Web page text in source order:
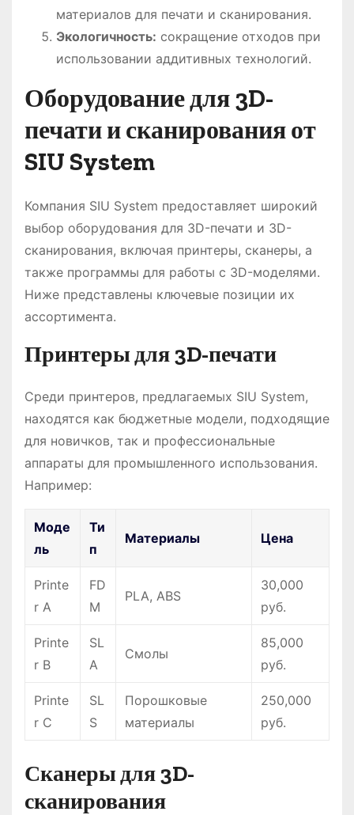
материалов для печати и сканирования.
Экологичность: сокращение отходов при
использовании аддитивных технологий.
Оборудование для 3D-
печати и сканирования от
SIU System
Компания SIU System предоставляет широкий
выбор оборудования для 3D-печати и 3D-
сканирования, включая принтеры, сканеры, а
также программы для работы с 3D-моделями.
Ниже представлены ключевые позиции их
ассортимента.
Принтеры для 3D-печати
Среди принтеров, предлагаемых SIU System,
находятся как бюджетные модели, подходящие
для новичков, так и профессиональные
аппараты для промышленного использования.
Например:
Моде
ль
Ти
п
Материалы Цена
Printe
r A
FD
M
PLA, ABS
30,000
руб.
Printe
r B
SL
A
Смолы
85,000
руб.
Printe
r C
SL
S
Порошковые
материалы
250,000
руб.
Сканеры для 3D-
сканирования